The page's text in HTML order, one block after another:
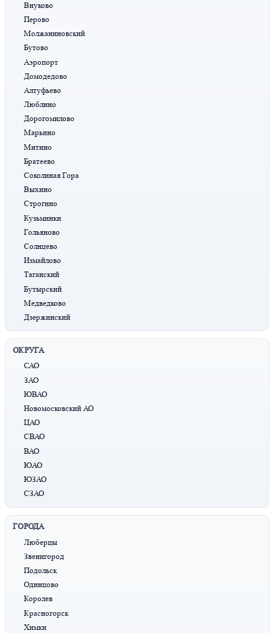
Внуково
Перово
Молжаниновский
Бутово
Аэропорт
Домодедово
Алтуфьево
Люблино
Дорогомилово
Марьино
Митино
Братеево
Соколиная Гора
Выхино
Строгино
Кузьминки
Гольяново
Солнцево
Измайлово
Таганский
Бутырский
Медведково
Дзержинский
ОКРУГА
САО
ЗАО
ЮВАО
Новомосковский АО
ЦАО
СВАО
ВАО
ЮАО
ЮЗАО
СЗАО
ГОРОДА
Люберцы
Звенигород
Подольск
Одинцово
Королев
Красногорск
Химки